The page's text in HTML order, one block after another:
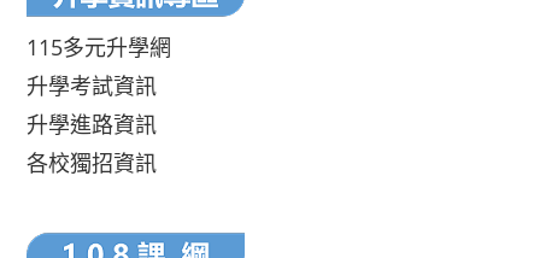
115多元升學網
升學考試資訊
升學進路資訊
各校獨招資訊